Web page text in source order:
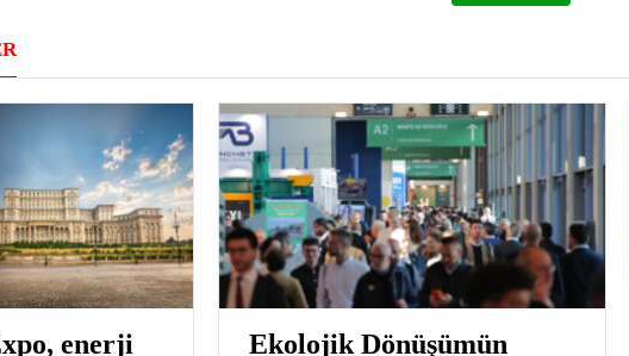
enerji Ekolojik Dönüşümün